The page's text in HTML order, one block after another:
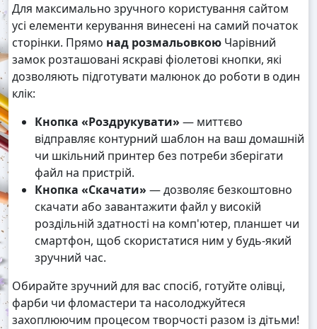
Для максимально зручного користування сайтом
усі елементи керування винесені на самий початок
сторінки. Прямо над розмальовкою Чарівний
замок розташовані яскраві фіолетові кнопки, які
дозволяють підготувати малюнок до роботи в один
клік:
Кнопка «Роздрукувати» — миттєво
відправляє контурний шаблон на ваш домашній
чи шкільний принтер без потреби зберігати
файл на пристрій.
Кнопка «Скачати» — дозволяє безкоштовно
скачати або завантажити файл у високій
роздільній здатності на комп'ютер, планшет чи
смартфон, щоб скористатися ним у будь-який
зручний час.
Обирайте зручний для вас спосіб, готуйте олівці,
фарби чи фломастери та насолоджуйтеся
захоплюючим процесом творчості разом із дітьми!